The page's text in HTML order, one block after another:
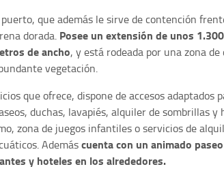
que además le sirve de contención
dorada. Posee un extensión de unos
de ancho, y está rodeada por una zona
vegetación.
que ofrece, dispone de accesos adaptados
duchas, lavapiés, alquiler de sombrillas y
zona de juegos infantiles o servicios de
Ademáscuenta con un animado
y hoteles en los alrededores.